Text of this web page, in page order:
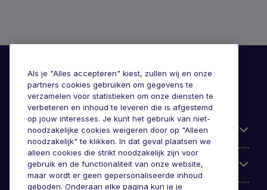
Handige informatie
Onze expertise
Als je "Alles accepteren" kiest, zullen wij en onze
partners cookies gebruiken om gegevens te
verzamelen voor statistieken om onze diensten te
verbeteren en inhoud te leveren die is afgestemd
op jouw interesses. Je kunt het gebruik van niet-
noodzakelijke cookies weigeren door op "Alleen
noodzakelijk" te klikken. In dat geval plaatsen we
alleen cookies die strikt noodzakelijk zijn voor
gebruik en de functionaliteit van onze website,
maar wordt er geen gepersonaliseerde inhoud
geboden. Onderaan elke pagina kun je je